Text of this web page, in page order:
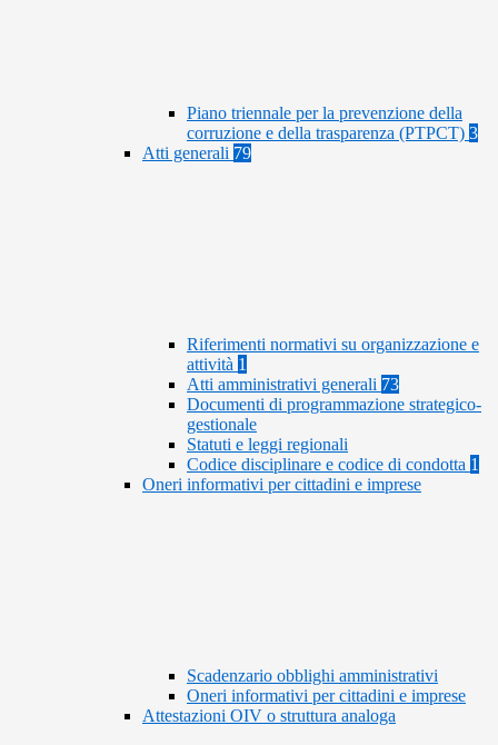
Piano triennale per la prevenzione della
corruzione e della trasparenza (PTPCT) 3
Atti generali 79
Riferimenti normativi su organizzazione e
attività 1
Atti amministrativi generali 73
Documenti di programmazione strategico-
gestionale
Statuti e leggi regionali
Codice disciplinare e codice di condotta 1
Oneri informativi per cittadini e imprese
Scadenzario obblighi amministrativi
Oneri informativi per cittadini e imprese
Attestazioni OIV o struttura analoga